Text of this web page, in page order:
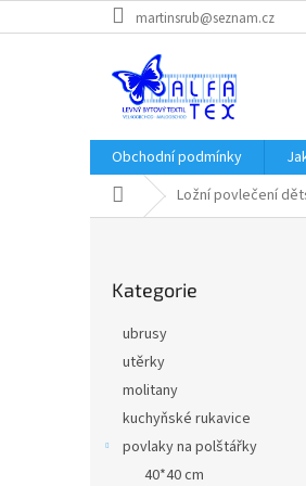
na
martinsrub@seznam.cz
Obchodní podmínky
Domů Ložní povlečení
kategorie
Kategorie
ubrusy
utěrky
molitany
kuchyňské rukavice
povlaky na polštářky
40*40 cm